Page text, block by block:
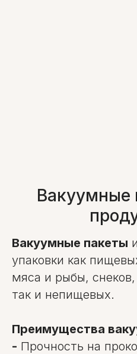
Вакуумные
Вакуумные пакеты
упаковки как
мяса и рыбы,
так и непищевых.
Преимущества
- Прочность на